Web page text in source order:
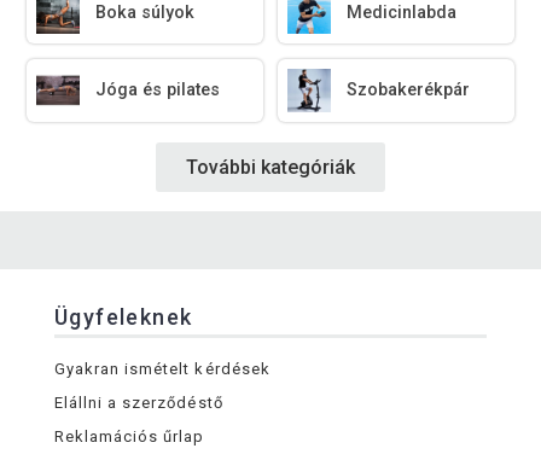
Boka súlyok Medicinlabda
Jóga és pilates Szobakerékpár
További kategóriák
Ügyfeleknek
Gyakran ismételt kérdések
Elállni a szerződéstő
Reklamációs űrlap